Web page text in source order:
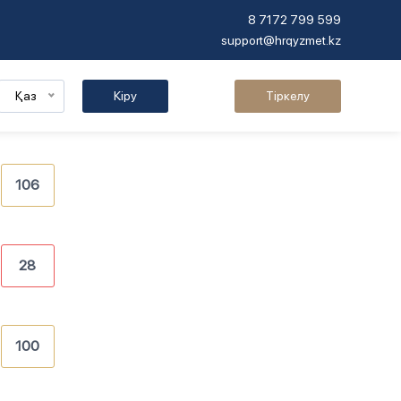
8 7172 799 599
support@hrqyzmet.kz
Қаз Кіру Тіркелу
106
28
100